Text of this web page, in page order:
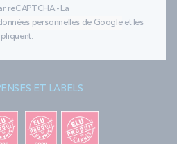
reCAPTCHA - La
personnelles de Googleet les
ET LABELS